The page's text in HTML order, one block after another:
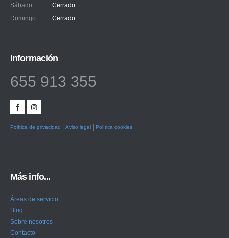
Sábado
:
Cerrado
Domingo
: Cerrado
Información
655 913 355
Política de privacidad Aviso legal Política cookies
Más info...
Áreas de servicio
Blog
Sobre nosotros
Contacto